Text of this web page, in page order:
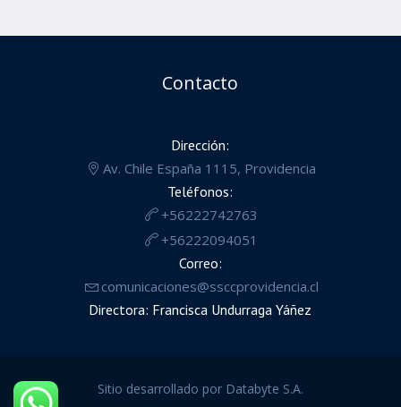
Contacto
Dirección:
Av. Chile España 1115, Providencia
Teléfonos:
+56222742763
+56222094051
Correo:
comunicaciones@ssccprovidencia.cl
Directora: Francisca Undurraga Yáñez
Sitio desarrollado por Databyte S.A.